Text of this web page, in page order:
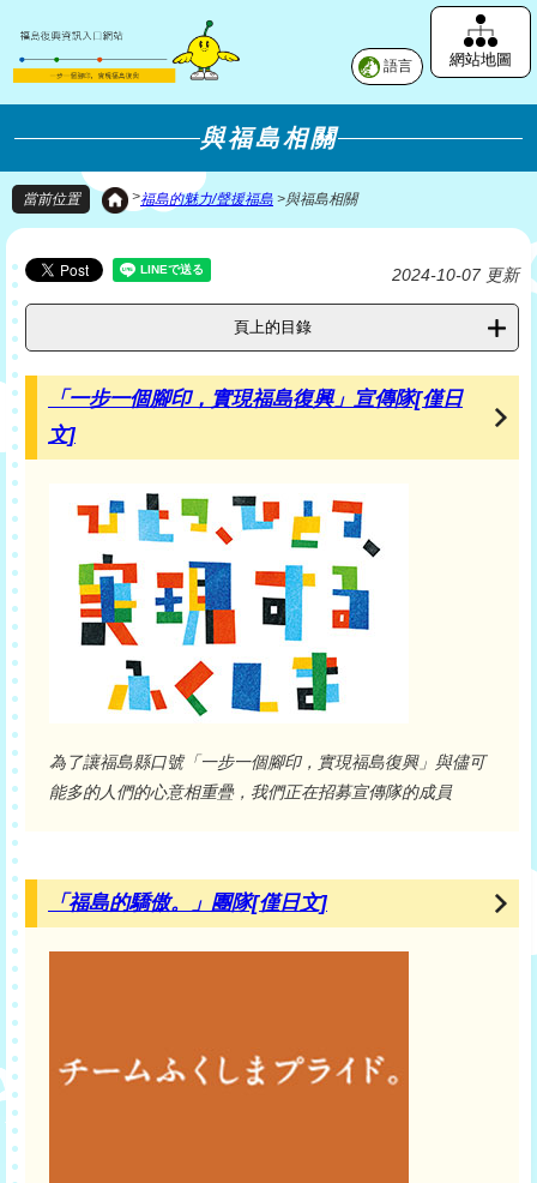
網站地圖
語言
與福島相關
當前位置 >福島的魅力/聲援福島 >與福島相關
2024-10-07 更新
頁上的目錄
「一步一個腳印，實現福島復興」宣傳隊[僅日
文]
為了讓福島縣口號「一步一個腳印，實現福島復興」與儘可
能多的人們的心意相重疊，我們正在招募宣傳隊的成員
「福島的驕傲。」團隊[僅日文]